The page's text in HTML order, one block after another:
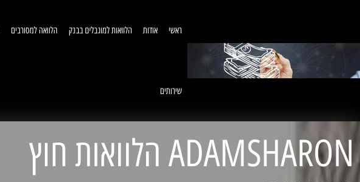
ראשי אודות הלוואות למוגבלים בבנק הלוואה למסורבים
שירותים
ADAMSHARON הלוואות חוץ